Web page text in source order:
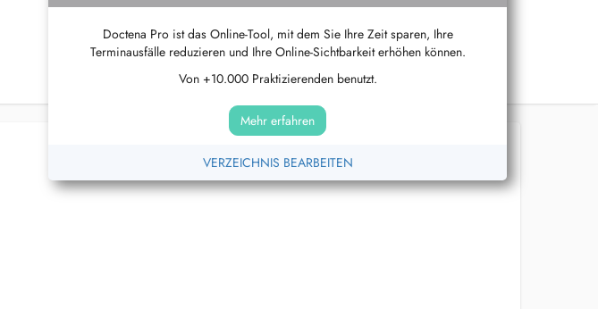
Doctena Pro ist das Online-Tool, mit dem Sie Ihre Zeit sparen, Ihre
Terminausfälle reduzieren und Ihre Online-Sichtbarkeit erhöhen können.
Von +10.000 Praktizierenden benutzt.
Mehr erfahren
VERZEICHNIS BEARBEITEN